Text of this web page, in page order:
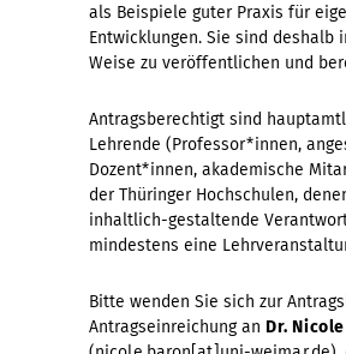
als Beispiele guter Praxis für
Entwicklungen. Sie sind deshalb
Weise zu veröffentlichen und
Antragsberechtigt sind
Lehrende (Professor*innen,
Dozent*innen, akademische
der Thüringer Hochschulen,
inhaltlich-gestaltende
mindestens eine
Bitte wenden Sie sich zur
Antragseinreichung an Dr.